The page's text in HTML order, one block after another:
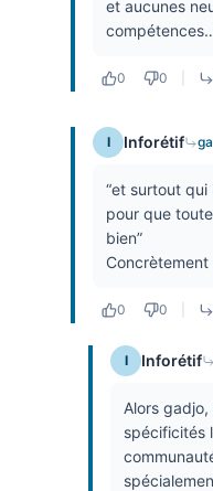
et aucunes
0 0
I Inforétif
“et surtout
pour que
bien”
0 0
I Inforétif
Alors
spécificités